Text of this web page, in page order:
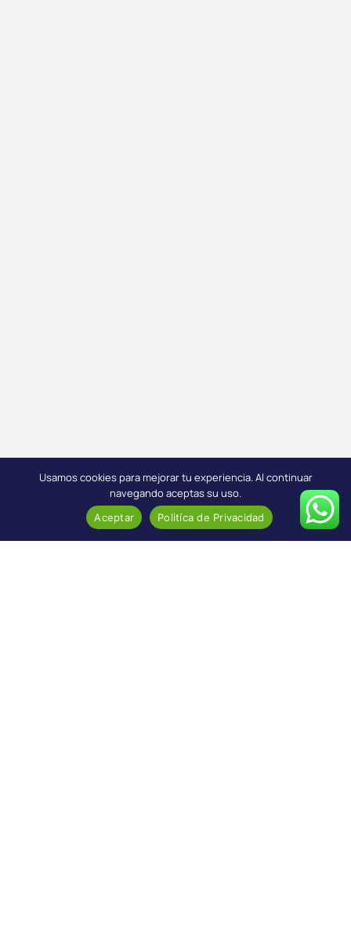
Usamos cookies para mejorar tu experiencia. Al continuar
navegando aceptas su uso.
Aceptar Politíca de Privacidad